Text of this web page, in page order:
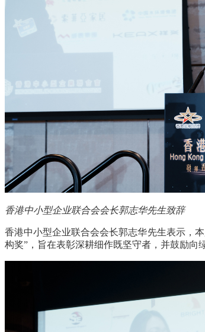
香港中小型企业联合会会长郭志华先生致辞
香港中小型企业联合会会长郭志华先生表示，
构奖” ，旨在表彰深耕细作既坚守者，并鼓励